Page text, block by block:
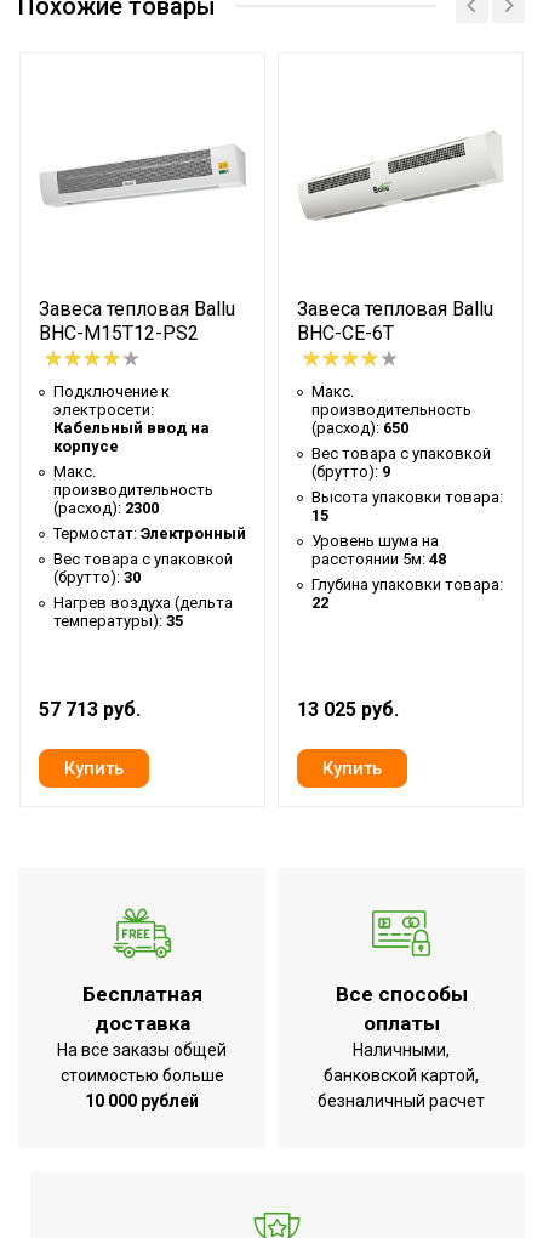
Глубина упаковки товара
22
Макс. высота установки
2.5
Бренд
Ballu
Тип нагревательного элемента
Стич
Гарантийный срок
Серия
S1 ECO
Высота товара
18.8
Глубина товара
13.5
Срок службы
7 лет
Ширина товара
100
Вид управления
Рекомендованная ширина
1
Вариант размещения
Горизонтальное
Напряжение электропитания, В
380 - 400
Макс. тепловая мощность
Материал корпуса
Металл
Класс пылевлагозащищенности
IP20
Страна производства
РОССИЯ
Завеса тепловая Ballu
BHC-M15T12-PS2
Подключение к
электросети:
Кабельный ввод на
корпусе
Макс.
производительность
(расход): 2300
Термостат: Электронный
Вес товара с упаковкой
(брутто): 30
Нагрев воздуха (дельта
температуры): 35
57 713 руб.
Завеса тепловая Ballu
BHC-CE-6T
Макс.
производительность
(расход): 650
Вес товара с упаковкой
(брутто): 9
Высота упаковки товара:
15
Уровень шума на
расстоянии 5м: 48
Глубина упаковки товара:
22
13 025 руб.
Бесплатная
доставка
На все заказы общей
стоимостью больше
10 000 рублей
Все способы
оплаты
Наличными,
банковской картой,
безналичный расчет